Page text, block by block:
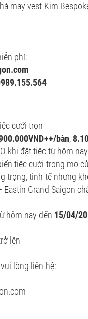
may vest Kim
phí:
cưới trọn
bàn,
khi đặt tiệc từ hôm
tiệc cưới trong mơ
trọng, tinh tế nhưng
Grand Saigon
hôm nay đến 15/04/
lên
lòng liên hệ: